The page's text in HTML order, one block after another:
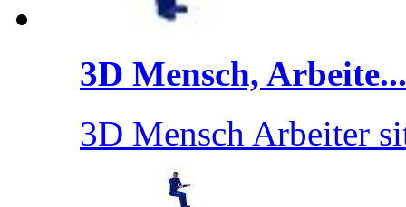
3D Mensch, Arbeite...
3D Mensch Arbeiter